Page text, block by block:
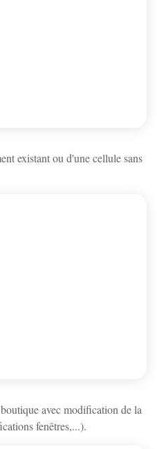
existant ou d'une cellule sans
avec modification de la
fenêtres,...).